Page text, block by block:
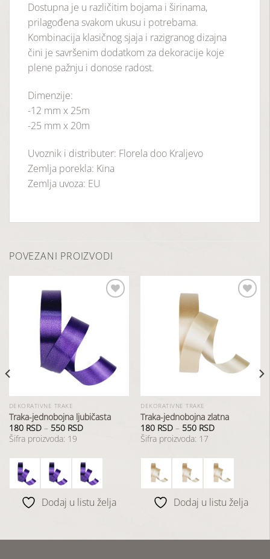
Dostupna je u različitim bojama i širinama,
prilagođena svakom ukusu i potrebama.
Kombinacija klasičnog sjaja i razigranog dizajna
čini je savršenim dodatkom za dekoracije koje
plene pažnju i donose radost.
Dimenzije:
-12 mm x 25m
-25 mm x 20m
Uvoznik i distributer: Florela doo Kraljevo
Zemlja porekla: Kina
Zemlja uvoza: EU
POVEZANI PROIZVODI
DEKORATIVNE TRAKE
Traka-jednobojna ljubičasta
180 RSD– 550 RSD
Šifra proizvoda: 19
Dodaj u listu želja
DEKORATIVNE TRAKE
Traka-jednobojna zlatna
180 RSD – 550 RSD
Šifra proizvoda: 17
Dodaj u listu želja